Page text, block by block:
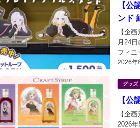
【公
ンド
2026年
【企
月24
フィニ
タンド
グッズ
【公
【企
2026